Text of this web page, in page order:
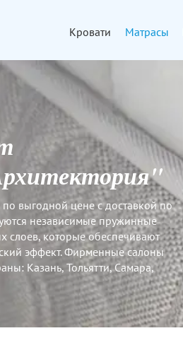
Кровати Матрасы
по выгодной цене с доставкой по
независимые пружинные
слоев, которые обеспечивают
эффект. Фирменные салоны
Казань, Тольятти, Самара,